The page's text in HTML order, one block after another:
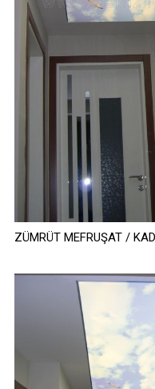
ZÜMRÜT MEFRUŞAT /